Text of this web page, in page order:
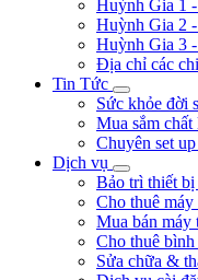
Huỳnh Gia 1
Huỳnh Gia 2
Huỳnh Gia 3
Địa chỉ các
Tin Tức
Sức khỏe đời
Mua sắm
Chuyên set
Dịch vụ
Bảo trì thiết bị
Cho thuê
Mua bán máy
Cho thuê
Sửa chữa &